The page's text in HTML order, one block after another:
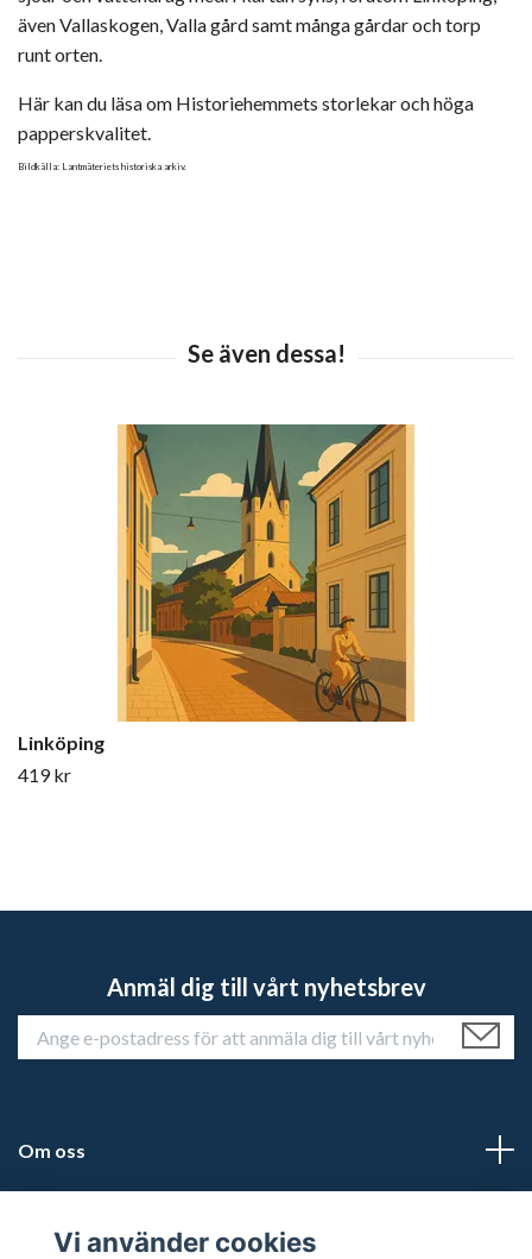
även Vallaskogen, Valla gård samt många gårdar och torp
runt orten.
Här kan du läsa om Historiehemmets storlekar och höga
papperskvalitet.
Bildkälla: Lantmäteriets historiska arkiv.
Linköping
419 kr
Anmäl dig till vårt nyhetsbrev
Om oss
Vi använder cookies